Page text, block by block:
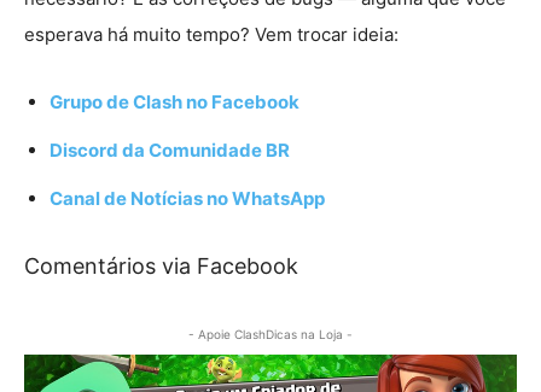
esperava há muito tempo? Vem trocar ideia:
Grupo de Clash no Facebook
Discord da Comunidade BR
Canal de Notícias no WhatsApp
Comentários via Facebook
- Apoie ClashDicas na Loja -